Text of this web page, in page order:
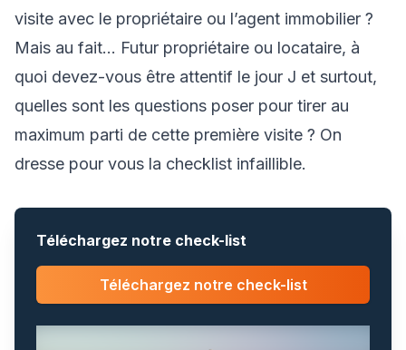
visite avec le propriétaire ou l’agent immobilier ?
Mais au fait... Futur propriétaire ou locataire, à
quoi devez-vous être attentif le jour J et surtout,
quelles sont les questions poser pour tirer au
maximum parti de cette première visite ? On
dresse pour vous la checklist infaillible.
Téléchargez notre check-list
Téléchargez notre check-list